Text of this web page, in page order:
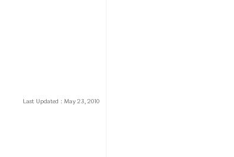
Last Updated : May 23, 2010